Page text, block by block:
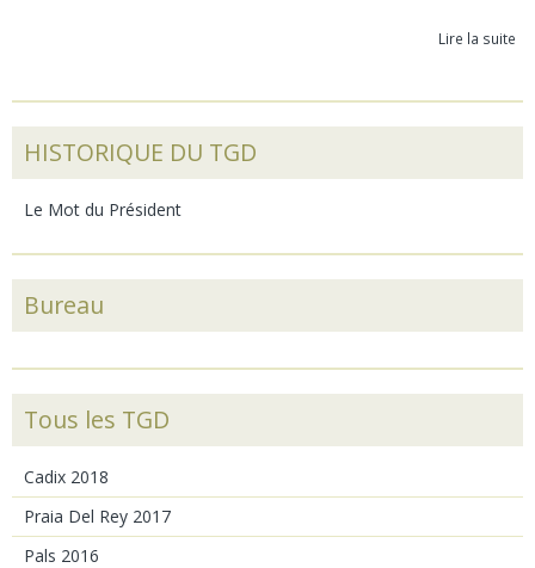
Lire la suite
HISTORIQUE DU TGD
Le Mot du Président
Bureau
Tous les TGD
Cadix 2018
Praia Del Rey 2017
Pals 2016